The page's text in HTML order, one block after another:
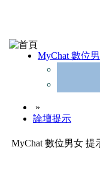
MyChat 數位
»
論壇提示
MyChat 數位男女 提